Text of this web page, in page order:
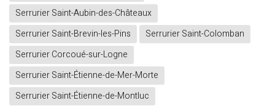
Serrurier Saint-Aubin-des-Châteaux
Serrurier Saint-Brevin-les-Pins
Serrurier Saint-Colomban
Serrurier Corcoué-sur-Logne
Serrurier Saint-Étienne-de-Mer-Morte
Serrurier Saint-Étienne-de-Montluc